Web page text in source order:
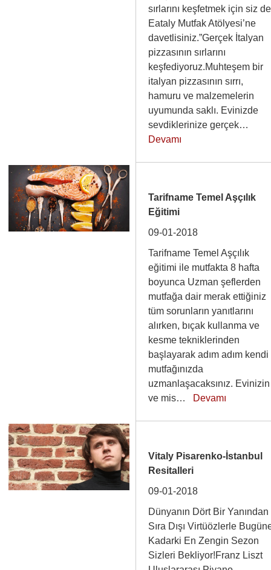
sırlarını keşfetmek için siz de
Eataly Mutfak Atölyesi’ne
davetlisiniz.”Gerçek İtalyan
pizzasının sırlarını
keşfediyoruz.Muhteşem bir
italyan pizzasının sırrı,
hamuru ve malzemelerin
uyumunda saklı. Evinizde
sevdiklerinize gerçek…
Devamı
Tarifname Temel Aşçılık
Eğitimi
09-01-2018
Tarifname Temel Aşçılık
eğitimi ile mutfakta 8 hafta
boyunca Uzman şeflerden
mutfağa dair merak ettiğiniz
tüm sorunların yanıtlarını
alırken, bıçak kullanma ve
kesme tekniklerinden
başlayarak adım adım kendi
mutfağınızda
uzmanlaşacaksınız. Evinizin
ve mis… Devamı
Vitaly Pisarenko-İstanbul
Resitalleri
09-01-2018
Dünyanın Dört Bir Yanından
Sıra Dışı Virtüözlerle
Kadarki En Zengin Sezon
Sizleri Bekliyor!Franz Liszt